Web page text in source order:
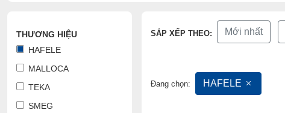
THƯƠNG HIỆU
HAFELE
MALLOCA
TEKA
SMEG
SẮP XẾP THEO: Mới nhất
Đang chọn: HAFELE